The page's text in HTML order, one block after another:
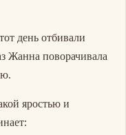
день отбивали
Жанна поворачивала
яростью и